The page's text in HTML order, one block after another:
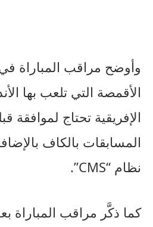
وأوضح مراقب المباراة
الأقمصة التي تلعب بها
الإفريقية تحتاج
المسابقات بالكاف
نظام “CMS”.
كما ذكَّر مراقب المباراة